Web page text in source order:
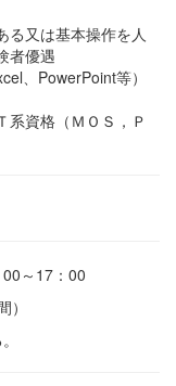
は基本操作を人
者優遇
PowerPoint等）
格（ＭＯＳ，Ｐ
17：00